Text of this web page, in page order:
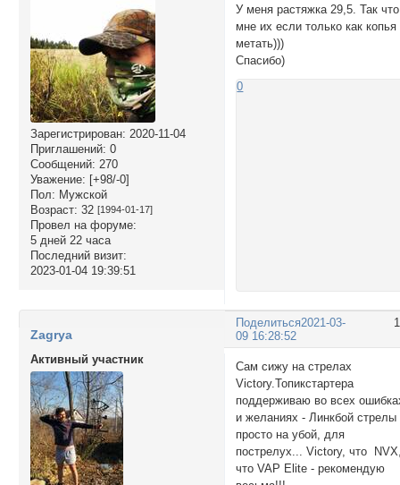
Зарегистрирован: 2020-11-04
Приглашений: 0
Сообщений: 270
Уважение: [+98/-0]
Пол: Мужской
Возраст: 32 [1994-01-17]
Провел на форуме:
5 дней 22 часа
Последний визит:
2023-01-04 19:39:51
У меня растяжка 29,5. Так что
мне их если только как копья
метать)))
Спасибо)
0
Поделиться2021-03-
09 16:28:52
Zagrya
Активный участник
Сам сижу на стрелах
Victory.Топикстартера
поддерживаю во всех
и желаниях - Линкбой стрелы
просто на убой, для
пострелух... Victory, что
что VAP Elite - рекомендую